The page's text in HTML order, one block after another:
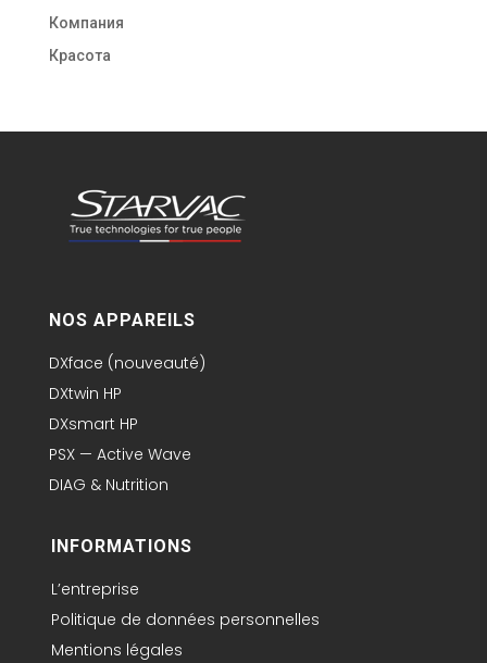
Компания
Красота
NOS APPAREILS
DXface (nouveauté)
DXtwin HP
DXsmart HP
PSX — Active Wave
DIAG & Nutrition
INFORMATIONS
L’entreprise
Politique de données personnelles
Mentions légales